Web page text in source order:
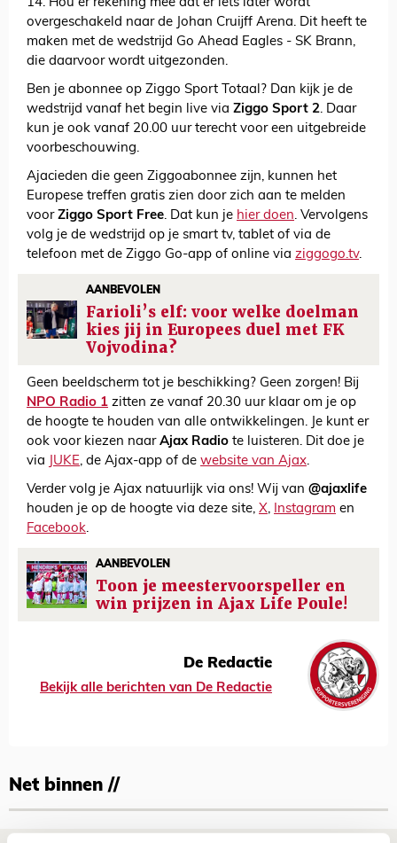
14. Hou er rekening mee dat er iets later wordt
overgeschakeld naar de Johan Cruijff Arena. Dit heeft te
maken met de wedstrijd Go Ahead Eagles - SK Brann,
die daarvoor wordt uitgezonden.
Ben je abonnee op Ziggo Sport Totaal? Dan kijk je de
wedstrijd vanaf het begin live via Ziggo Sport 2. Daar
kun je ook vanaf 20.00 uur terecht voor een uitgebreide
voorbeschouwing.
Ajacieden die geen Ziggoabonnee zijn, kunnen het
Europese treffen gratis zien door zich aan te melden
voor Ziggo Sport Free. Dat kun je hier doen. Vervolgens
volg je de wedstrijd op je smart tv, tablet of via de
telefoon met de Ziggo Go-app of online via ziggogo.tv.
AANBEVOLEN
Farioli’s elf: voor welke doelman
kies jij in Europees duel met FK
Vojvodina?
Geen beeldscherm tot je beschikking? Geen zorgen! Bij
NPO Radio 1 zitten ze vanaf 20.30 uur klaar om je op
de hoogte te houden van alle ontwikkelingen. Je kunt er
ook voor kiezen naar Ajax Radio te luisteren. Dit doe je
via
JUKE, de Ajax-app of de website van Ajax.
Verder volg je Ajax natuurlijk via ons! Wij van @ajaxlife
houden je op de hoogte via deze site, X, Instagram en
Facebook.
AANBEVOLEN
Toon je meestervoorspeller en
win prijzen in Ajax Life Poule!
De Redactie
Bekijk alle berichten van De Redactie
Net binnen //